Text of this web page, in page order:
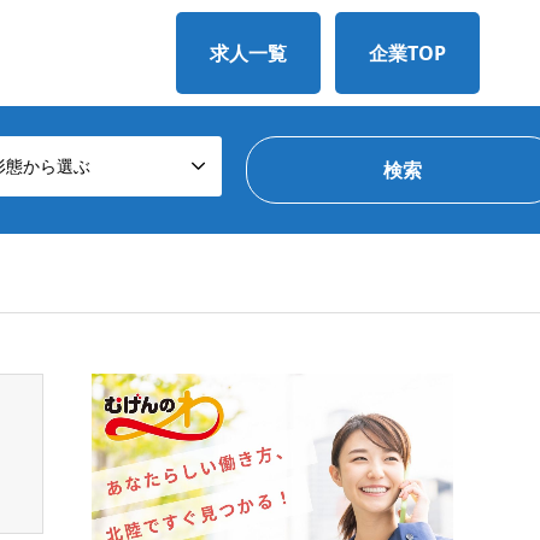
求人一覧 企業TOP
態から選ぶ